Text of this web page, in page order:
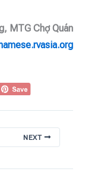
MTG Chợ Quán
NEXT